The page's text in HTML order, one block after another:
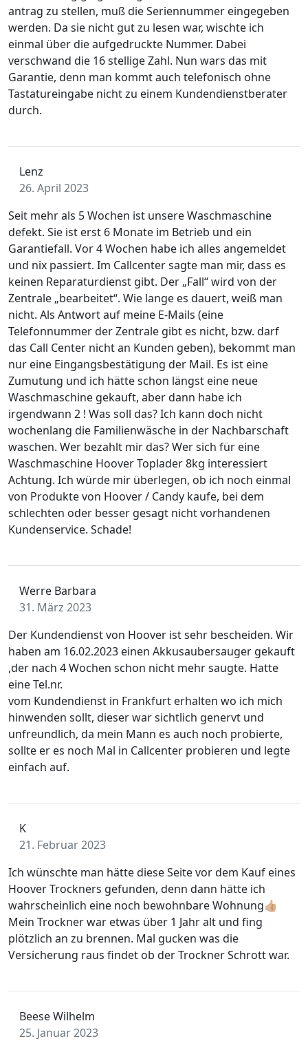
antrag zu stellen, muß die Seriennummer eingegeben
werden. Da sie nicht gut zu lesen war, wischte ich
einmal über die aufgedruckte Nummer. Dabei
verschwand die 16 stellige Zahl. Nun wars das mit
Garantie, denn man kommt auch telefonisch ohne
Tastatureingabe nicht zu einem Kundendienstberater
durch.
Lenz
26. April 2023
Seit mehr als 5 Wochen ist unsere Waschmaschine
defekt. Sie ist erst 6 Monate im Betrieb und ein
Garantiefall. Vor 4 Wochen habe ich alles angemeldet
und nix passiert. Im Callcenter sagte man mir, dass es
keinen Reparaturdienst gibt. Der „Fall“ wird von der
Zentrale „bearbeitet“. Wie lange es dauert, weiß man
nicht. Als Antwort auf meine E-Mails (eine
Telefonnummer der Zentrale gibt es nicht, bzw. darf
das Call Center nicht an Kunden geben), bekommt man
nur eine Eingangsbestätigung der Mail. Es ist eine
Zumutung und ich hätte schon längst eine neue
Waschmaschine gekauft, aber dann habe ich
irgendwann 2 ! Was soll das? Ich kann doch nicht
wochenlang die Familienwäsche in der Nachbarschaft
waschen. Wer bezahlt mir das? Wer sich für eine
Waschmaschine Hoover Toplader 8kg interessiert
Achtung. Ich würde mir überlegen, ob ich noch einmal
von Produkte von Hoover / Candy kaufe, bei dem
schlechten oder besser gesagt nicht vorhandenen
Kundenservice. Schade!
Werre Barbara
31. März 2023
Der Kundendienst von Hoover ist sehr bescheiden. Wir
haben am 16.02.2023 einen Akkusaubersauger gekauft
,der nach 4 Wochen schon nicht mehr saugte. Hatte
eine Tel.nr.
vom Kundendienst in Frankfurt erhalten wo ich mich
hinwenden sollt, dieser war sichtlich genervt und
unfreundlich, da mein Mann es auch noch probierte,
sollte er es noch Mal in Callcenter probieren und legte
einfach auf.
K
21. Februar 2023
Ich wünschte man hätte diese Seite vor dem Kauf eines
Hoover Trockners gefunden, denn dann hätte ich
wahrscheinlich eine noch bewohnbare Wohnung👍🏼
Mein Trockner war etwas über 1 Jahr alt und fing
plötzlich an zu brennen. Mal gucken was die
Versicherung raus findet ob der Trockner Schrott war.
Beese Wilhelm
25. Januar 2023